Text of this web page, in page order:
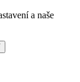
a naše